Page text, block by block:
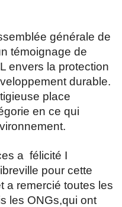
générale de
témoignage de
envers la protection
durable.
place
en ce qui
a félicité I
pour cette
a remercié toutes les
les ONGs,qui ont